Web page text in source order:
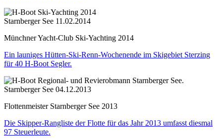
Starnberger See 11.02.2014
Münchner Yacht-Club Ski-Yachting 2014
Ein launiges Hütten-Ski-Renn-Wochenende im Skigebiet Sterzing
für 40 H-Boot Segler.
Starnberger See 04.12.2013
Flottenmeister Starnberger See 2013
Die Skipper-Rangliste der Flotte für das Jahr 2013 umfasst diesmal
97 Steuerleute.